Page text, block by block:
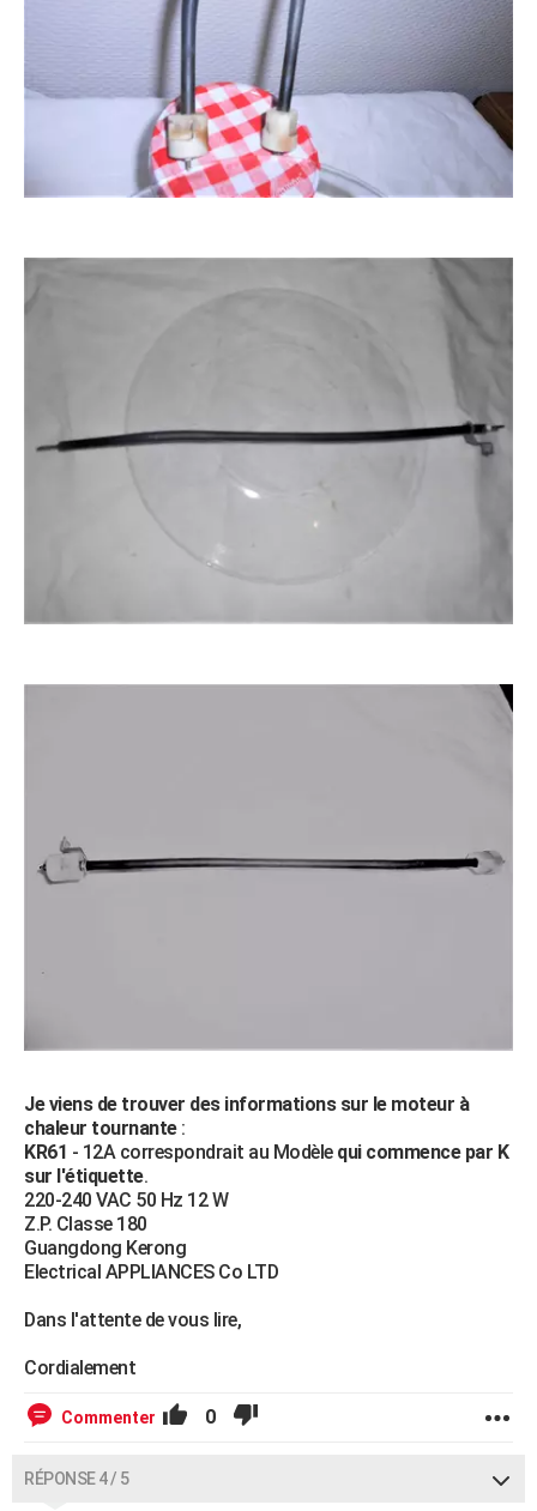
Je viens de trouver des informations sur le moteur à
chaleur tournante:
KR61 - 12A correspondrait au Modèle qui commence par K
sur l'étiquette.
220-240 VAC 50 Hz 12 W
Z.P. Classe 180
Guangdong Kerong
Electrical APPLIANCES Co LTD
Dans l'attente de vous lire,
Cordialement
Commenter 0
RÉPONSE 4 / 5